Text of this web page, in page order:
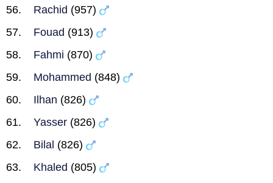
Rachid (957)
Fouad (913)
Fahmi (870)
Mohammed (848)
Ilhan (826)
Yasser (826)
Bilal (826)
Khaled (805)